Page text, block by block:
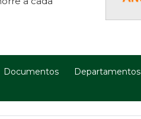
Documentos Departamentos